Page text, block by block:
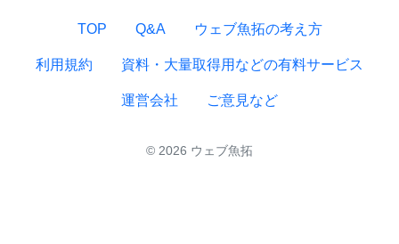
TOP Q&A ウェブ魚拓の考え方
利用規約 資料・大量取得用などの有料サービス
運営会社 ご意見など
© 2026 ウェブ魚拓